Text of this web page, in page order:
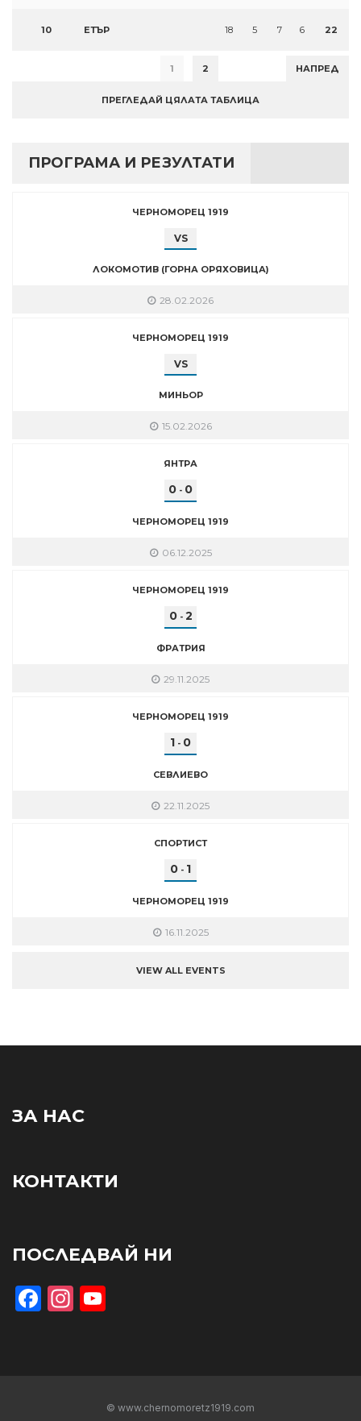
10 ЕТЪР 18 5 7 6 22
1 2 НАПРЕД
ПРЕГЛЕДАЙ ЦЯЛАТА ТАБЛИЦА
ПРОГРАМА И РЕЗУЛТАТИ
ЧЕРНОМОРЕЦ 1919
VS
ЛОКОМОТИВ (ГОРНА ОРЯХОВИЦА)
28.02.2026
ЧЕРНОМОРЕЦ 1919
VS
МИНЬОР
15.02.2026
ЯНТРА
0 - 0
ЧЕРНОМОРЕЦ 1919
06.12.2025
ЧЕРНОМОРЕЦ 1919
0- 2
ФРАТРИЯ
29.11.2025
ЧЕРНОМОРЕЦ 1919
1 - 0
СЕВЛИЕВО
22.11.2025
СПОРТИСТ
0 - 1
ЧЕРНОМОРЕЦ 1919
16.11.2025
VIEW ALL EVENTS
ЗА НАС
КОНТАКТИ
ПОСЛЕДВАЙ НИ
Facebook
Instagram
© www.chernomoretz1919.com